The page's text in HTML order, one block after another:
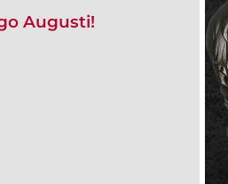
Augusti!